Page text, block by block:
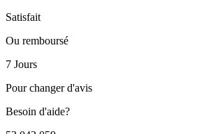
Satisfait
Ou remboursé
7 Jours
Pour changer d'avis
Besoin d'aide?